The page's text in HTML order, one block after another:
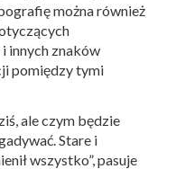
można również
innych znaków
pomiędzy tymi
ale czym będzie
Stare i
wszystko”, pasuje